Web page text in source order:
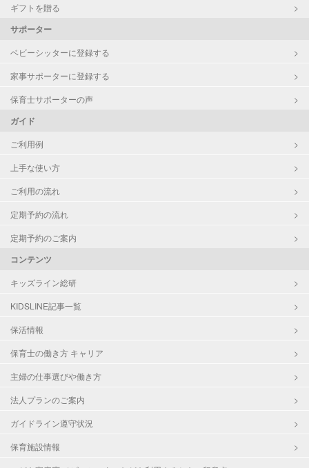
ギフトを贈る
サポーター
ベビーシッターに登録する
家事サポーターに登録する
保育士サポーターの声
ガイド
ご利用例
上手な使い方
ご利用の流れ
定期予約の流れ
定期予約のご案内
コンテンツ
キッズライン総研
KIDSLINE記事一覧
保活情報
保育士の働き方 キャリア
主婦の仕事選びや働き方
法人プランのご案内
ガイドライン遵守状況
保育施設情報